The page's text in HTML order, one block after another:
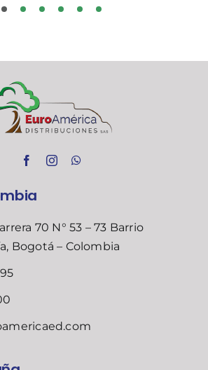
70 N° 53 – 73 Barrio
Bogotá – Colombia